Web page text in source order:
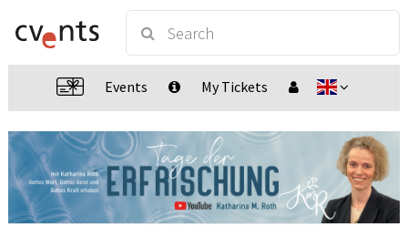
Events My Tickets